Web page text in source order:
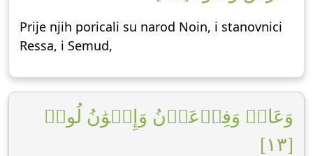
Prije njih poricali su narod Noin, i stanovnici
Ressa, i Semud,
وَعَادٞ وَفِرۡعَوۡنُ وَإِخۡوَٰنُ لُوطٖ
[١٣]